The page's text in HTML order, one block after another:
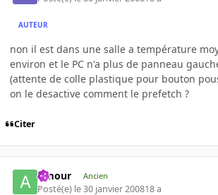
AUTEUR
non il est dans une salle a température
environ et le PC n'a plus de panneau
(attente de colle plastique pour bouton
on le desactive comment le prefetch ?
Citer
Amour Ancien
Posté(e) le 30 janvier 200818 a